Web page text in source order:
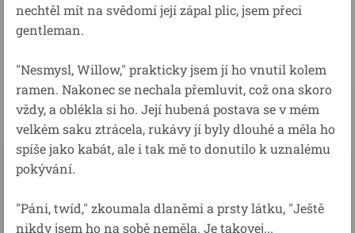
nechtěl mít na svědomí její zápal plic, jsem přeci
gentleman.
"Nesmysl, Willow," prakticky jsem jí ho vnutil kolem
ramen. Nakonec se nechala přemluvit, což ona skoro
vždy, a oblékla si ho. Její hubená postava se v mém
velkém saku ztrácela, rukávy jí byly dlouhé a měla ho
spíše jako kabát, ale i tak mě to donutilo k uznalému
pokývání.
"Páni, twíd," zkoumala dlaněmi a prsty látku, "Ještě
nikdy jsem ho na sobě neměla. Je takovej...